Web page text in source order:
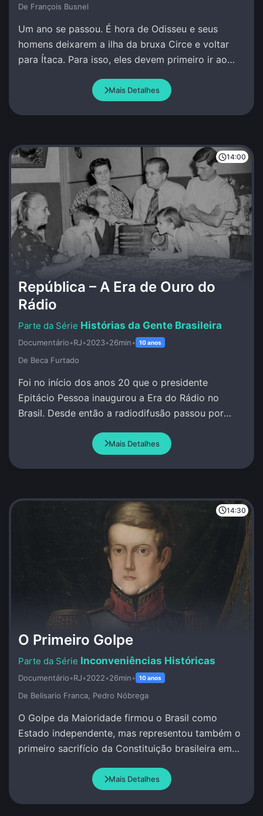
De François Busnel
Um ano se passou. É hora de Odisseu e seus
homens deixarem a ilha da bruxa Circe e voltar
para Ítaca. Para isso, eles devem primeiro ir ao
Mais Detalhes
14:00
República – A Era de Ouro do
Rádio
Histórias da Gente Brasileira
Documentário•RJ•2023•26min• 10 anos
De Beca Furtado
Foi no início dos anos 20 que o presidente
Epitácio Pessoa inaugurou a Era do Rádio no
Brasil. Desde então a radiodifusão passou por
Mais Detalhes
14:30
O Primeiro Golpe
Inconveniências Históricas
Documentário•RJ•2022•26min• 10 anos
De Belisario Franca, Pedro Nóbrega
O Golpe da Maioridade firmou o Brasil como
Estado independente, mas representou também o
primeiro sacrifício da Constituição brasileira em
Mais Detalhes